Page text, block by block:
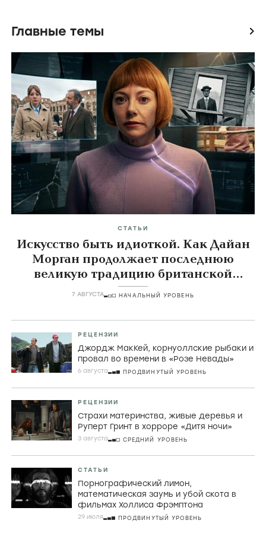
Главные темы icon
СТАТЬИ
Искусство быть идиоткой. Как Дайан
Морган продолжает последнюю
великую традицию британской
комедии
7 АВГУСТА НАЧАЛЬНЫЙ УРОВЕНЬ
РЕЦЕНЗИИ
Джордж МакКей, корнуоллские рыбаки и
провал во времени в «Розе Невады»
6 августа ПРОДВИНУТЫЙ УРОВЕНЬ
РЕЦЕНЗИИ
Страхи материнства, живые деревья и
Руперт Гринт в хорроре «Дитя ночи»
3 августа СРЕДНИЙ УРОВЕНЬ
СТАТЬИ
Порнографический лимон,
математическая заумь и убой скота в
фильмах Холлиса Фрэмптона
29 июля ПРОДВИНУТЫЙ УРОВЕНЬ